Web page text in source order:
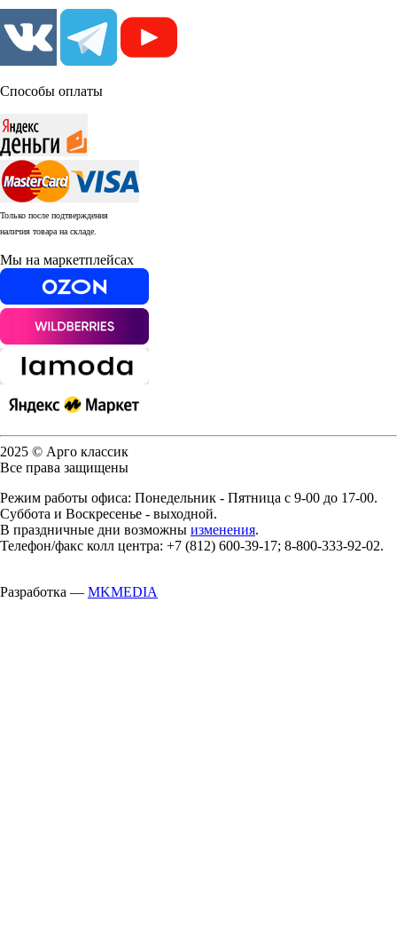
Способы оплаты
Только после подтверждения
наличия товара на складе.
Мы на маркетплейсах
2025 © Арго классик
Все права защищены
Режим работы офиса: Понедельник - Пятница с 9-00 до 17-00.
Суббота и Воскресенье - выходной.
В праздничные дни возможны изменения.
Телефон/факс колл центра: +7 (812) 600-39-17; 8-800-333-92-02.
Разработка — MKMEDIA